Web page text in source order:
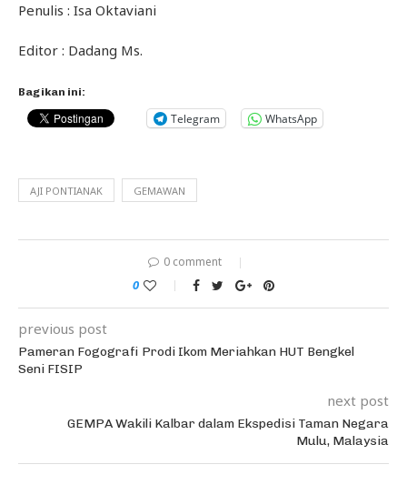
Penulis : Isa Oktaviani
Editor : Dadang Ms.
Bagikan ini:
Telegram WhatsApp
AJI PONTIANAK GEMAWAN
0 comment
0
previous post
Pameran Fogografi Prodi Ikom Meriahkan HUT Bengkel
Seni FISIP
next post
GEMPA Wakili Kalbar dalam Ekspedisi Taman Negara
Mulu, Malaysia